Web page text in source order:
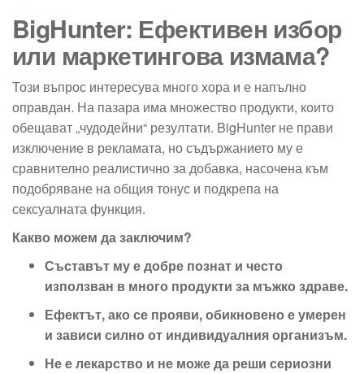
BigHunter: Ефективен избор
или маркетингова измама?
Този въпрос интересува много хора и е напълно
оправдан. На пазара има множество продукти, които
обещават „чудодейни“ резултати. BigHunter не прави
изключение в рекламата, но съдържанието му е
сравнително реалистично за добавка, насочена към
подобряване на общия тонус и подкрепа на
сексуалната функция.
Какво можем да заключим?
Съставът му е добре познат и често
използван в много продукти за мъжко здраве.
Ефектът, ако се прояви, обикновено е умерен
и зависи силно от индивидуалния организъм.
Не е лекарство и не може да реши сериозни